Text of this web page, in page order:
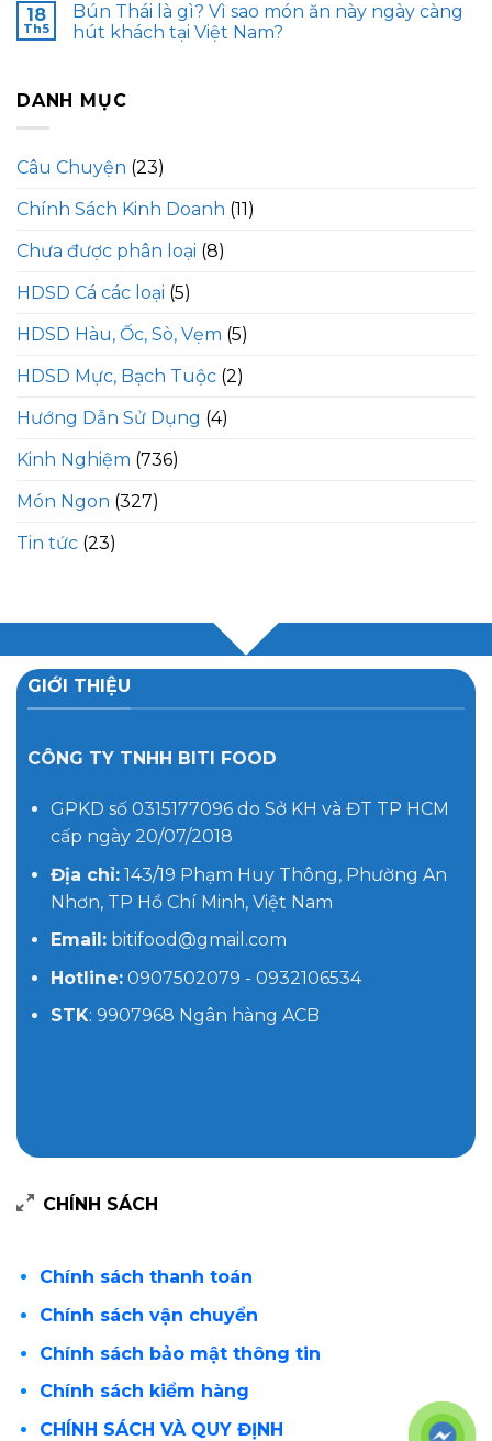
18
Th5
Bún Thái là gì? Vì sao món ăn này ngày càng
hút khách tại Việt Nam?
DANH MỤC
Câu Chuyện (23)
Chính Sách Kinh Doanh (11)
Chưa được phân loại (8)
HDSD Cá các loại (5)
HDSD Hàu, Ốc, Sò, Vẹm (5)
HDSD Mực, Bạch Tuộc (2)
Hướng Dẫn Sử Dụng (4)
Kinh Nghiệm (736)
Món Ngon (327)
Tin tức (23)
GIỚI THIỆU
CÔNG TY TNHH BITI FOOD
GPKD số 0315177096 do Sở KH và ĐT TP HCM
cấp ngày 20/07/2018
Địa chỉ:143/19 Phạm Huy Thông, Phường An
Nhơn, TP Hồ Chí Minh, Việt Nam
Email:bitifood@gmail.com
Hotline:0907502079 - 0932106534
STK: 9907968 Ngân hàng ACB
CHÍNH SÁCH
Chính sách thanh toán
Chính sách vận chuyển
Chính sách bảo mật thông tin
Chính sách kiểm hàng
CHÍNH SÁCH VÀ QUY ĐỊNH